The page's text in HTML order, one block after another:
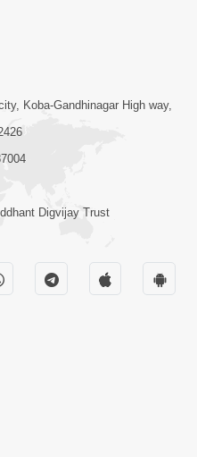
17:00
Spiritual
| SMVS
Gyan
Koba-Gandhinagar High way,
Digvijay Trust